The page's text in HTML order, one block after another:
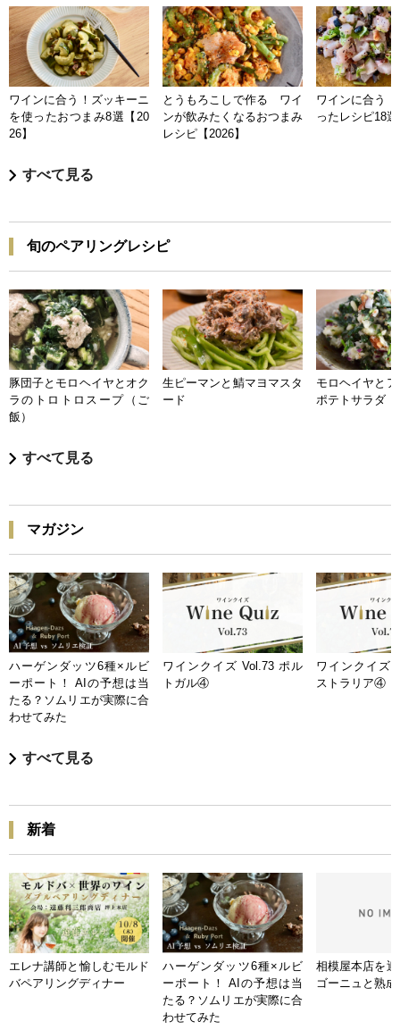
ワインに合う！ズッキーニ
を使ったおつまみ8選【20
26】
とうもろこしで作る ワイ
ンが飲みたくなるおつまみ
レシピ【2026】
ワインに合う
ったレシピ18
すべて見る
旬のペアリングレシピ
豚団子とモロヘイヤとオク
ラのトロトロスープ（ご
飯）
生ピーマンと鯖マヨマスタ
ード
モロヘイヤと
ポテトサラダ
すべて見る
マガジン
ハーゲンダッツ6種×ルビ
ーポート！ AIの予想は当
たる？ソムリエが実際に合
わせてみた
ワインクイズ Vol.73 ポル
トガル④
ワインクイズ
ストラリア④
すべて見る
新着
エレナ講師と愉しむモルド
バペアリングディナー
ハーゲンダッツ6種×ルビ
ーポート！ AIの予想は当
たる？ソムリエが実際に合
わせてみた
相模屋本店を
ゴーニュと熟